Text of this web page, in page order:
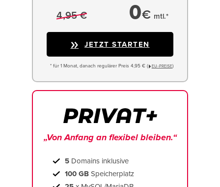
4,95 € 0€ mtl.*
JETZT STARTEN
* für 1 Monat, danach regulärer Preis 4,95 € ( EU−PREISE)
„Von Anfang an flexibel bleiben.“
5 Domains inklusive
100 GB Speicherplatz